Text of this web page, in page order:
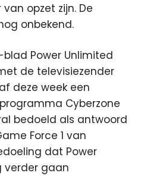
opzet zijn. De
onbekend.
Power Unlimited
de televisiezender
deze week een
Cyberzone
bedoeld als antwoord
Force 1 van
dat Power
verder gaan